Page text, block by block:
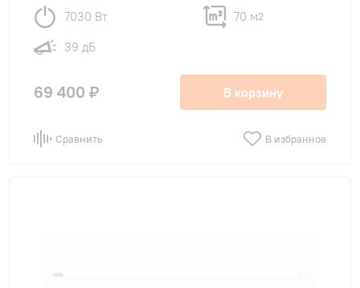
7030 Вт 70 м2
39 дБ
69 400 ₽ В корзину
Сравнить В избранное